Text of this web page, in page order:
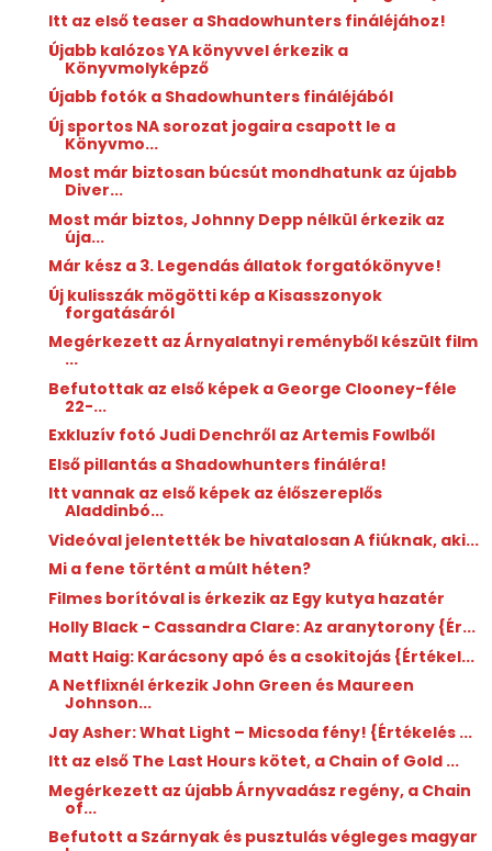
Itt az első teaser a Shadowhunters fináléjához!
Újabb kalózos YA könyvvel érkezik a
Könyvmolyképző
Újabb fotók a Shadowhunters fináléjából
Új sportos NA sorozat jogaira csapott le a
Könyvmo...
Most már biztosan búcsút mondhatunk az újabb
Diver...
Most már biztos, Johnny Depp nélkül érkezik az
úja...
Már kész a 3. Legendás állatok forgatókönyve!
Új kulisszák mögötti kép a Kisasszonyok
forgatásáról
Megérkezett az Árnyalatnyi reményből készült film
...
Befutottak az első képek a George Clooney-féle
22-...
Exkluzív fotó Judi Denchről az Artemis Fowlből
Első pillantás a Shadowhunters fináléra!
Itt vannak az első képek az élőszereplős
Aladdinbó...
Videóval jelentették be hivatalosan A fiúknak, aki...
Mi a fene történt a múlt héten?
Filmes borítóval is érkezik az Egy kutya hazatér
Holly Black - Cassandra Clare: Az ​aranytorony {Ér...
Matt Haig: Karácsony ​apó és a csokitojás {Értékel...
A Netflixnél érkezik John Green és Maureen
Johnson...
Jay Asher: What ​Light – Micsoda fény! {Értékelés ...
Itt az első The Last Hours kötet, a Chain of Gold ...
Megérkezett az újabb Árnyvadász regény, a Chain
of...
Befutott a Szárnyak és pusztulás végleges magyar